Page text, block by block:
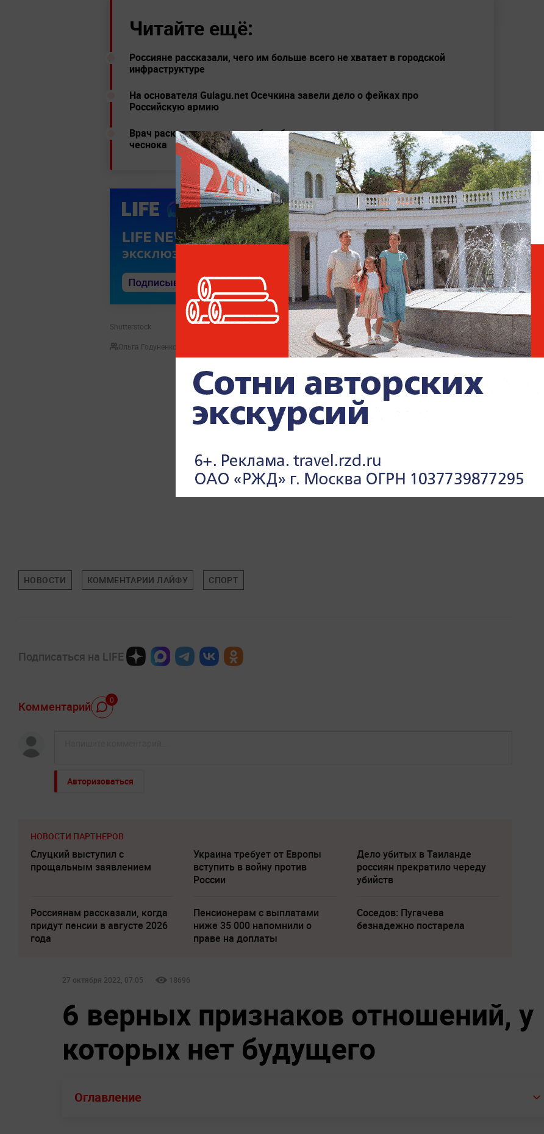
Читайте ещё:
Россияне рассказали, чего им больше всего не хватает в городской
инфраструктуре
На основателя Gulagu.net Осечкина завели дело о фейках про
Российскую армию
Врач раскритиковал метод борьбы с гриппом с помощью сока лука и
чеснока
Shutterstock
Ольга Годуненко
НОВОСТИ КОММЕНТАРИИ ЛАЙФУ СПОРТ
Подписаться на LIFE
Комментарий 0
Авторизоваться
НОВОСТИ ПАРТНЕРОВ
Слуцкий выступил с
прощальным заявлением
Украина требует от Европы
вступить в войну против
России
Дело убитых в Таиланде
россиян прекратило череду
убийств
Россиянам рассказали, когда
придут пенсии в августе 2026
года
Пенсионерам с выплатами
ниже 35 000 напомнили о
праве на доплаты
Соседов: Пугачева
безнадежно постарела
27 октября 2022, 07:05 18696
6 верных признаков отношений, у
которых нет будущего
Оглавление